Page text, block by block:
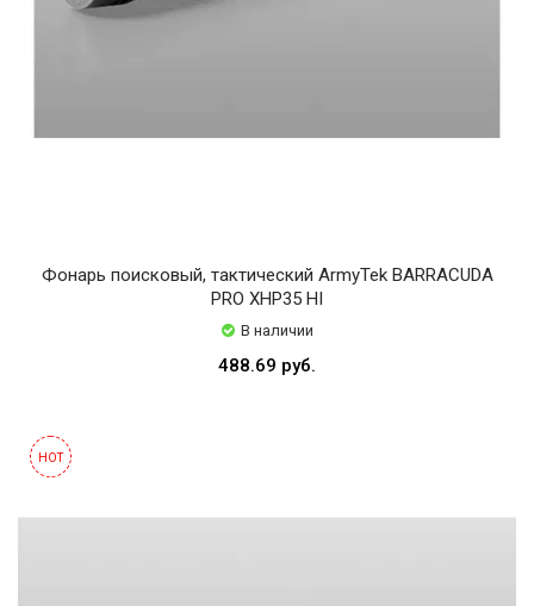
Фонарь поисковый, тактический ArmyTek BARRACUDA
PRO XHP35 HI
В наличии
488.69 руб.
HOT